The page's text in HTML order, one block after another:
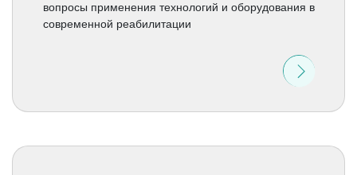
вопросы применения технологий и оборудования в
современной реабилитации